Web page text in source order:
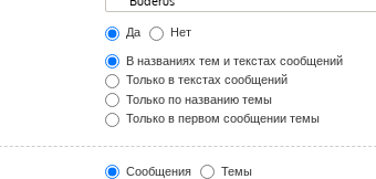
Да
Нет
В названиях тем и текстах сообщений
Только в текстах сообщений
Только по названию темы
Только в первом сообщении темы
Сообщения
Темы